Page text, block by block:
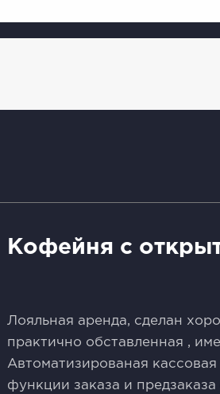
Кофейня с
Лояльная аренда, сделан
практично обставленная ,
Автоматизированая
функции заказа и